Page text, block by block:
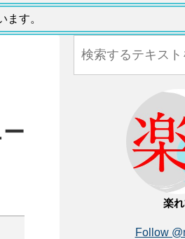
ます。
楽
Follow